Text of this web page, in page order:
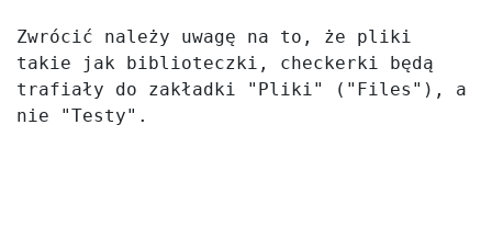
Zwrócić należy uwagę na to, że pliki
takie jak biblioteczki, checkerki będą
trafiały do zakładki "Pliki" ("Files"), a
nie "Testy".